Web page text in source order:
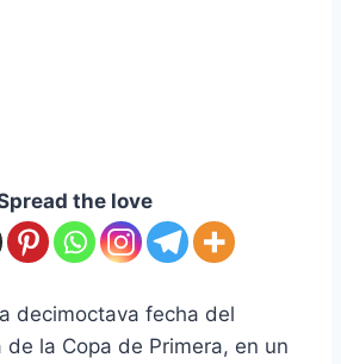
the love
decimoctava fecha del
la Copa de Primera, en un